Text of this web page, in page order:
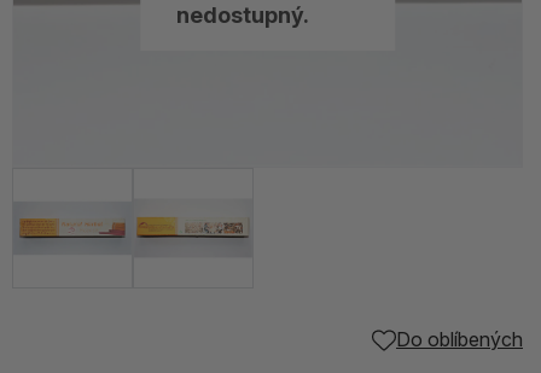
nedostupný.
Do oblíbených